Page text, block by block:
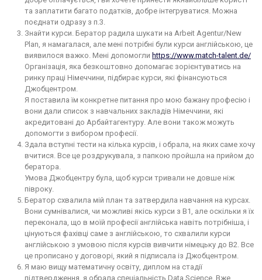
та заплатити багато податків, добре інтегруватися. Можна
поєднати одразу з п.3.
Знайти курси. Бератор радила шукати на Arbeit Agentur/New
Plan, я намагалася, але мені потрібні були курси англійською, це
виявилося важко. Мені допомогли https://www.match-talent.de/
Організація, яка безкоштовно допомагає зорієнтуватись на
ринку праці Німеччини, підбирає курси, які фінансуються
Джобцентром.
Я поставила їм конкретне питання про мою бажану професію і
вони дали список з навчальних закладів Німеччини, які
акредитовані до Арбайтагентуру. Але вони також можуть
допомогти з вибором професії.
Здала вступні тести на кілька курсів, і обрала, на яких саме хочу
вчитися. Все це роздрукувала, з папкою пройшла на прийом до
бератора.
Умова Джобцентру була, щоб курси тривали не довше ніж
півроку.
Бератор схвалила мій план та затвердила навчання на курсах.
Вони сумнівалися, чи можливі якісь курси з В1, але оскільки я їх
переконала, що в моїй професії англійська навіть потрібніша, і
цінуються фахівці саме з англійською, то схвалили курси
англійською з умовою після курсів вивчити німецьку до В2. Все
це прописано у договорі, який я підписала із Джобцентром.
Я маю вищу математичну освіту, диплом на стадії
підтвердження, я обрала спеціальність Data Science. Вже